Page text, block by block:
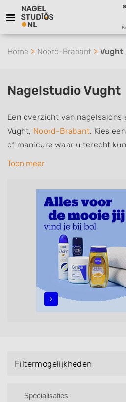
Home Noord-Brabant Vught
Nagelstudio Vught
Een overzicht van nagelsalons
Vught, Noord-Brabant. Kies
of manicure waar u terecht
nagelverzorging en soms ook
French Manicure, Acrylnagels,
Parrafinebehandeling, 3D
Handmassage. U kunt de
behulp van de specialisatie
zoekresultaten in iedere wijk
en het centrum) van Vught.
Toon meer
Filtermogelijkheden